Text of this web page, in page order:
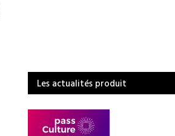
Les actualités produit